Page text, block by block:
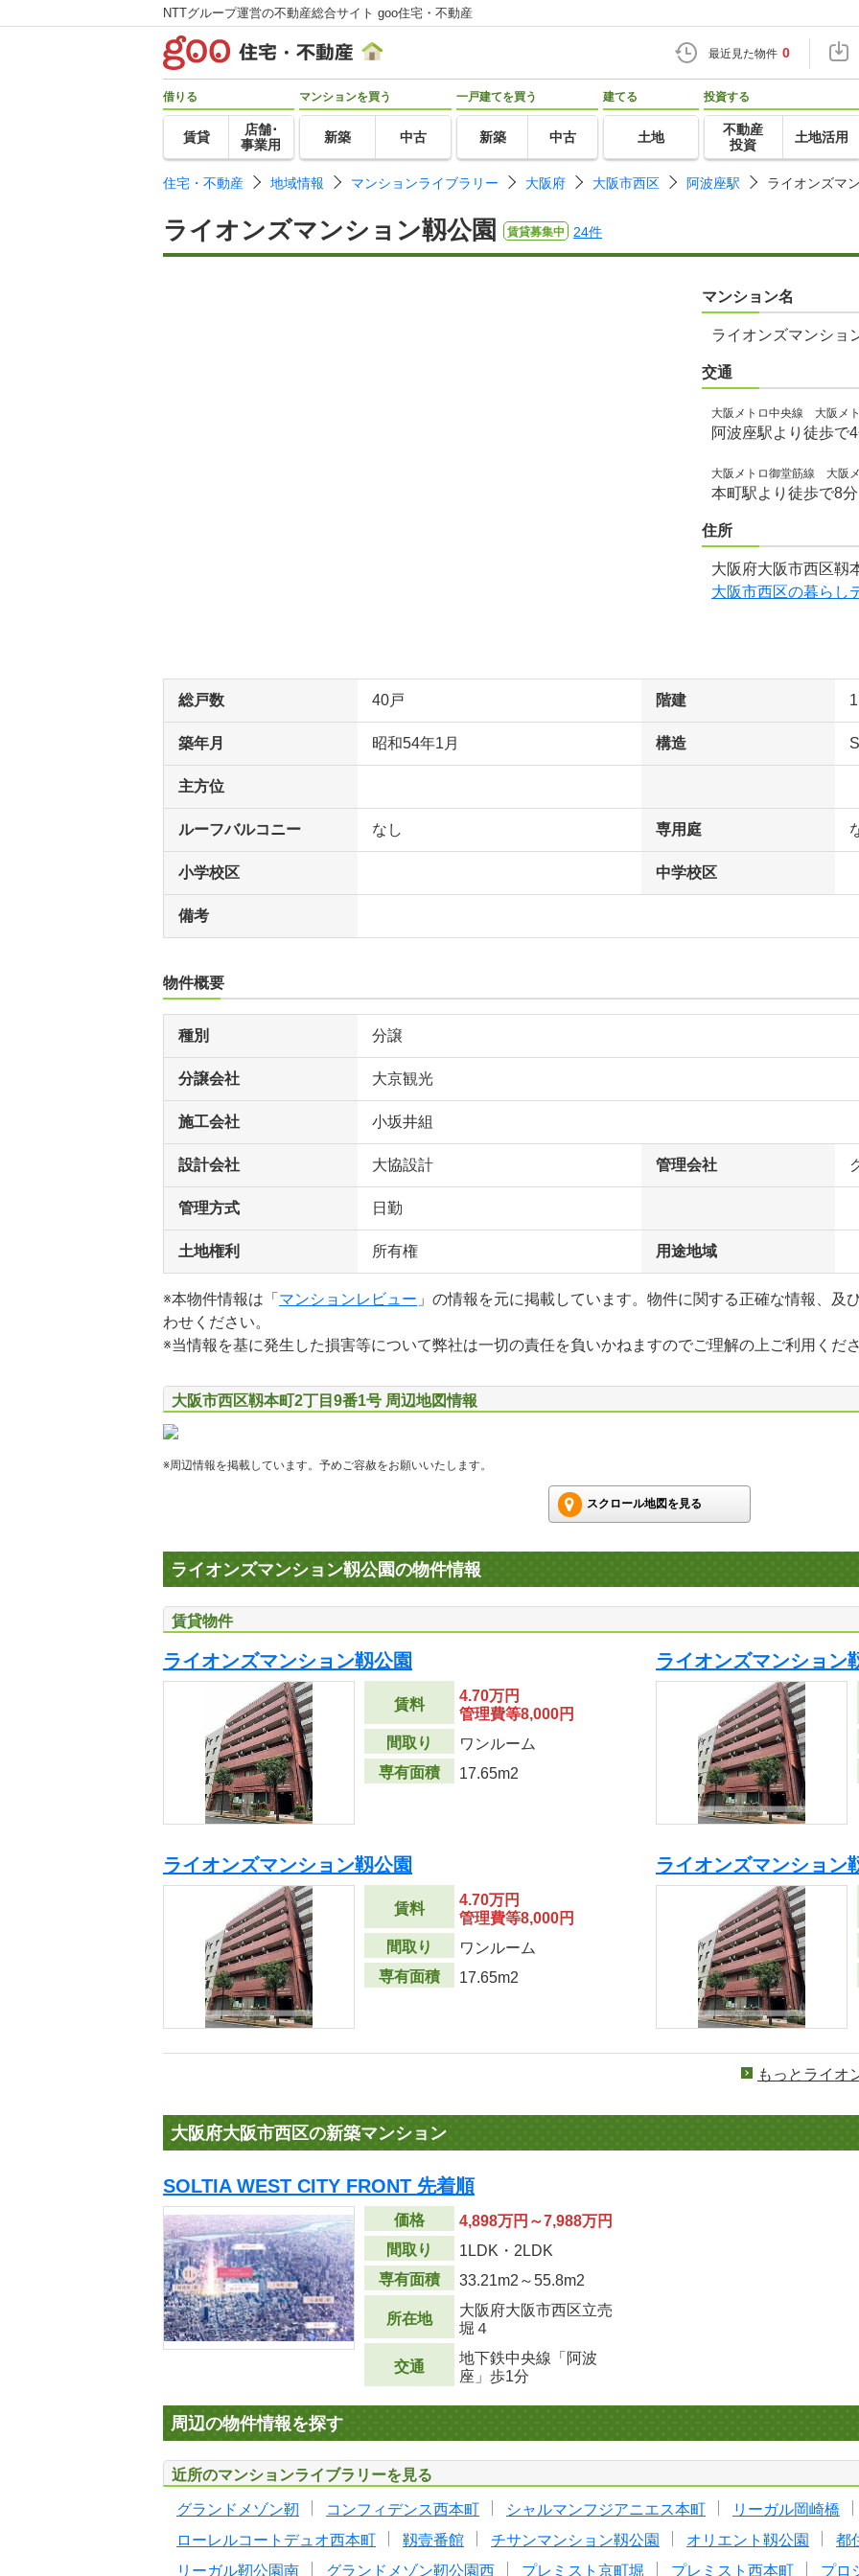
NTTグループ運営の不動産総合サイト goo住宅・不動産
最近見た物件 0
借りる
賃貸
店舗･
事業用
マンションを買う
新築 中古
一戸建てを買う
新築 中古
建てる
土地
投資する
不動産
投資
土地活用
住宅・不動産 地域情報 マンションライブラリー 大阪府 大阪市西区 阿波座駅 ライオンズマ
ライオンズマンション靱公園 賃貸募集中 24件
マンション名
ライオンズマンショ
交通
大阪メトロ中央線 大阪メ
阿波座駅より徒歩で
大阪メトロ御堂筋線 大阪
本町駅より徒歩で8分
住所
大阪府大阪市西区靱
大阪市西区の暮らし
総戸数 40戸 階建
築年月 昭和54年1月 構造
主方位
ルーフバルコニー なし 専用庭
小学校区 中学校区
備考
物件概要
種別 分譲
分譲会社 大京観光
施工会社 小坂井組
設計会社 大協設計 管理会社
管理方式 日勤
土地権利 所有権 用途地域
※本物件情報は「 マンションレビュー 」の情報を元に掲載しています。物件に関する正確な情報、及
わせください。
※当情報を基に発生した損害等について弊社は一切の責任を負いかねますのでご理解の上ご利用くださ
大阪市西区靱本町2丁目9番1号 周辺地図情報
※周辺情報を掲載しています。予めご容赦をお願いいたします。
スクロール地図を見る
ライオンズマンション靱公園の物件情報
賃貸物件
ライオンズマンション靱公園
賃料
4.70万円
管理費等8,000円
間取り
ワンルーム
専有面積
17.65m2
ライオンズマンション
ライオンズマンション靱公園
賃料
4.70万円
管理費等8,000円
間取り
ワンルーム
専有面積
17.65m2
ライオンズマンション
もっとライオ
大阪府大阪市西区の新築マンション
SOLTIA WEST CITY FRONT 先着順
価格
4,898万円～7,988万円
間取り
1LDK・2LDK
専有面積
33.21m2 ～55.8m2
所在地
大阪府大阪市西区立売
堀４
交通
地下鉄中央線「阿波
座」歩1分
周辺の物件情報を探す
近所のマンションライブラリーを見る
グランドメゾン靭 コンフィデンス西本町 シャルマンフジアニエス本町 リーガル岡崎橋
ローレルコートデュオ西本町
靱壹番館 チサンマンション靱公園 オリエント靱公園 都
リーガル靭公園南
グランドメゾン靭公園西 プレミスト京町堀 プレミスト西本町 プロ